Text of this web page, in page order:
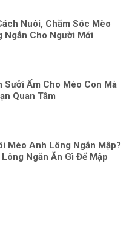
Nuôi, Chăm Sóc Mèo
Ngắn Cho Người Mới
Sưởi Ấm Cho Mèo Con Mà
Quan Tâm
Mèo Anh Lông Ngắn Mập?
Ngắn Ăn Gì Để Mập